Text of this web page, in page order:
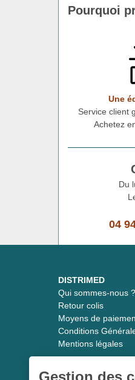
Pourquoi
Une
Service client
Achetez
Du
04
DISTRIMED
Qui sommes-nous ?
Retour colis
Moyens de
Conditions
Mentions légales
Gestion des